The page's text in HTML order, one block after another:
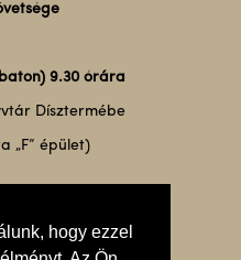
hogy ezzel
9.30 órára
Dísztermébe
„F” épület)
(2 személy)